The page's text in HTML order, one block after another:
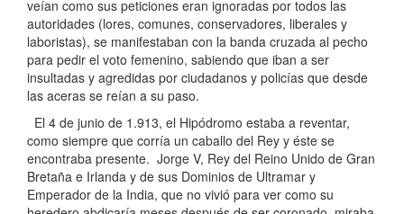
veían como sus peticiones eran ignoradas por todos las
autoridades (lores, comunes, conservadores, liberales y
laboristas), se manifestaban con la banda cruzada al pecho
para pedir el voto femenino, sabiendo que iban a ser
insultadas y agredidas por ciudadanos y policías que desde
las aceras se reían a su paso.
El 4 de junio de 1.913, el Hipódromo estaba a reventar,
como siempre que corría un caballo del Rey y éste se
encontraba presente. Jorge V, Rey del Reino Unido de Gran
Bretaña e Irlanda y de sus Dominios de Ultramar y
Emperador de la India, que no vivió para ver como su